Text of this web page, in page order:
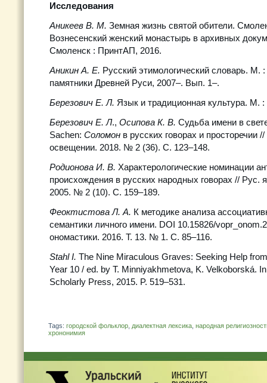
Исследования
Аникеев В. М. Земная жизнь святой обители.
Вознесенский женский монастырь в архивных
Смоленск : ПринтАП, 2016.
Аникин А. Е. Русский этимологический словарь. М.
памятники Древней Руси, 2007–. Вып. 1–.
Березович Е. Л. Язык и традиционная культура. М.
Березович Е. Л., Осипова К. В. Судьба имени в
Sachen: Соломон в русских говорах и просторечии
освещении. 2018. № 2 (36). С. 123–148.
Родионова И. В. Характерологические номинации
происхождения в русских народных говорах // Рус.
2005. № 2 (10). С. 159–189.
Феоктистова Л. А. К методике анализа
семантики личного имени. DOI 10.15826/
ономастики. 2016. Т. 13. № 1. C. 85–116.
Stahl I. The Nine Miraculous Graves: Seeking Help
Year 10 / ed. by T. Minniyakhmetova, K. Velkoborská.
Scholarly Press, 2015. P. 519–531.
Tags: городской фольклор диалектная лексика народная
хрононимия